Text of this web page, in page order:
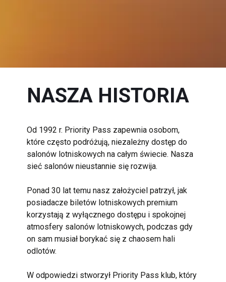
NASZA HISTORIA
Od 1992 r. Priority Pass zapewnia osobom,
które często podróżują, niezależny dostęp do
salonów lotniskowych na całym świecie. Nasza
sieć salonów nieustannie się rozwija.
Ponad 30 lat temu nasz założyciel patrzył, jak
posiadacze biletów lotniskowych premium
korzystają z wyłącznego dostępu i spokojnej
atmosfery salonów lotniskowych, podczas gdy
on sam musiał borykać się z chaosem hali
odlotów.
W odpowiedzi stworzył Priority Pass klub, który